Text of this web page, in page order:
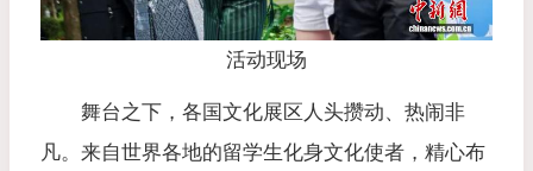
活动现场
舞台之下，各国文化展区人头攒动、热闹非
凡。来自世界各地的留学生化身文化使者，精心布